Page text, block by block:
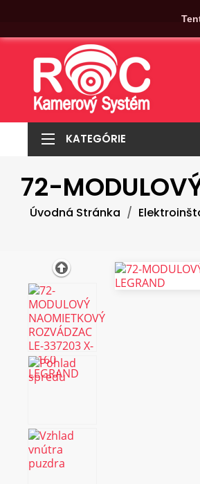
KATEGÓRIE
72-
Úvodná Stránka